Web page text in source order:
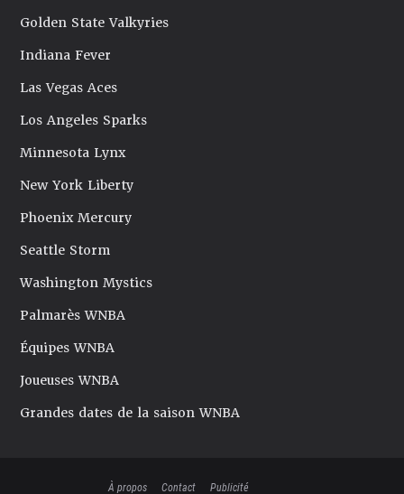
Golden State Valkyries
Indiana Fever
Las Vegas Aces
Los Angeles Sparks
Minnesota Lynx
New York Liberty
Phoenix Mercury
Seattle Storm
Washington Mystics
Palmarès WNBA
Équipes WNBA
Joueuses WNBA
Grandes dates de la saison WNBA
À propos Contact Publicité